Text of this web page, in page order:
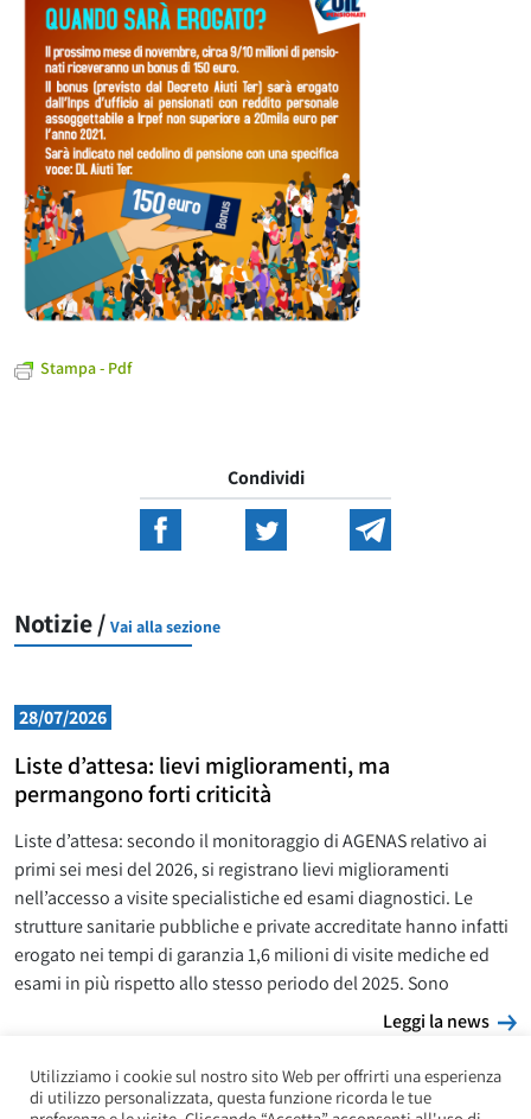
Stampa - Pdf
Condividi
Notizie / Vai alla sezione
28/07/2026
Liste d’attesa: lievi miglioramenti, ma
permangono forti criticità
Liste d’attesa: secondo il monitoraggio di AGENAS relativo ai
primi sei mesi del 2026, si registrano lievi miglioramenti
nell’accesso a visite specialistiche ed esami diagnostici. Le
strutture sanitarie pubbliche e private accreditate hanno infatti
erogato nei tempi di garanzia 1,6 milioni di visite mediche ed
esami in più rispetto allo stesso periodo del 2025. Sono
Leggi la news
Utilizziamo i cookie sul nostro sito Web per offrirti una esperienza
di utilizzo personalizzata, questa funzione ricorda le tue